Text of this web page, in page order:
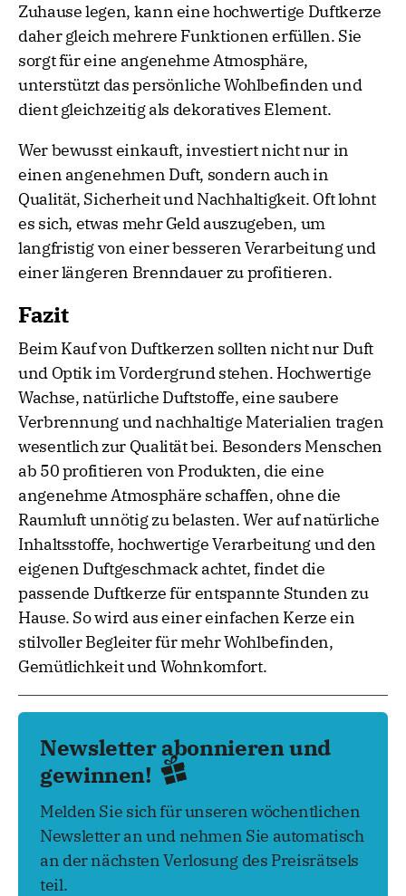
Zuhause legen, kann eine hochwertige Duftkerze
daher gleich mehrere Funktionen erfüllen. Sie
sorgt für eine angenehme Atmosphäre,
unterstützt das persönliche Wohlbefinden und
dient gleichzeitig als dekoratives Element.
Wer bewusst einkauft, investiert nicht nur in
einen angenehmen Duft, sondern auch in
Qualität, Sicherheit und Nachhaltigkeit. Oft lohnt
es sich, etwas mehr Geld auszugeben, um
langfristig von einer besseren Verarbeitung und
einer längeren Brenndauer zu profitieren.
Fazit
Beim Kauf von Duftkerzen sollten nicht nur Duft
und Optik im Vordergrund stehen. Hochwertige
Wachse, natürliche Duftstoffe, eine saubere
Verbrennung und nachhaltige Materialien tragen
wesentlich zur Qualität bei. Besonders Menschen
ab 50 profitieren von Produkten, die eine
angenehme Atmosphäre schaffen, ohne die
Raumluft unnötig zu belasten. Wer auf natürliche
Inhaltsstoffe, hochwertige Verarbeitung und den
eigenen Duftgeschmack achtet, findet die
passende Duftkerze für entspannte Stunden zu
Hause. So wird aus einer einfachen Kerze ein
stilvoller Begleiter für mehr Wohlbefinden,
Gemütlichkeit und Wohnkomfort.
Newsletter abonnieren und
gewinnen!
Melden Sie sich für unseren wöchentlichen
Newsletter an und nehmen Sie automatisch
an der nächsten Verlosung des Preisrätsels
teil.